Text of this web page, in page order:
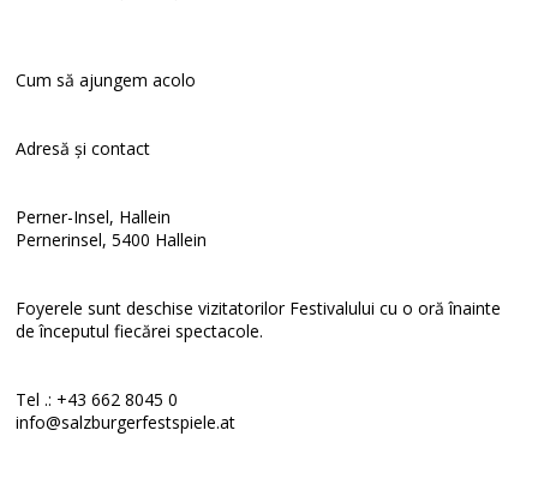
Cum să ajungem acolo
Adresă și contact
Perner-Insel, Hallein
Pernerinsel, 5400 Hallein
Foyerele sunt deschise vizitatorilor Festivalului cu o oră înainte
de începutul fiecărei spectacole.
Tel .: +43 662 8045 0
info@salzburgerfestspiele.at